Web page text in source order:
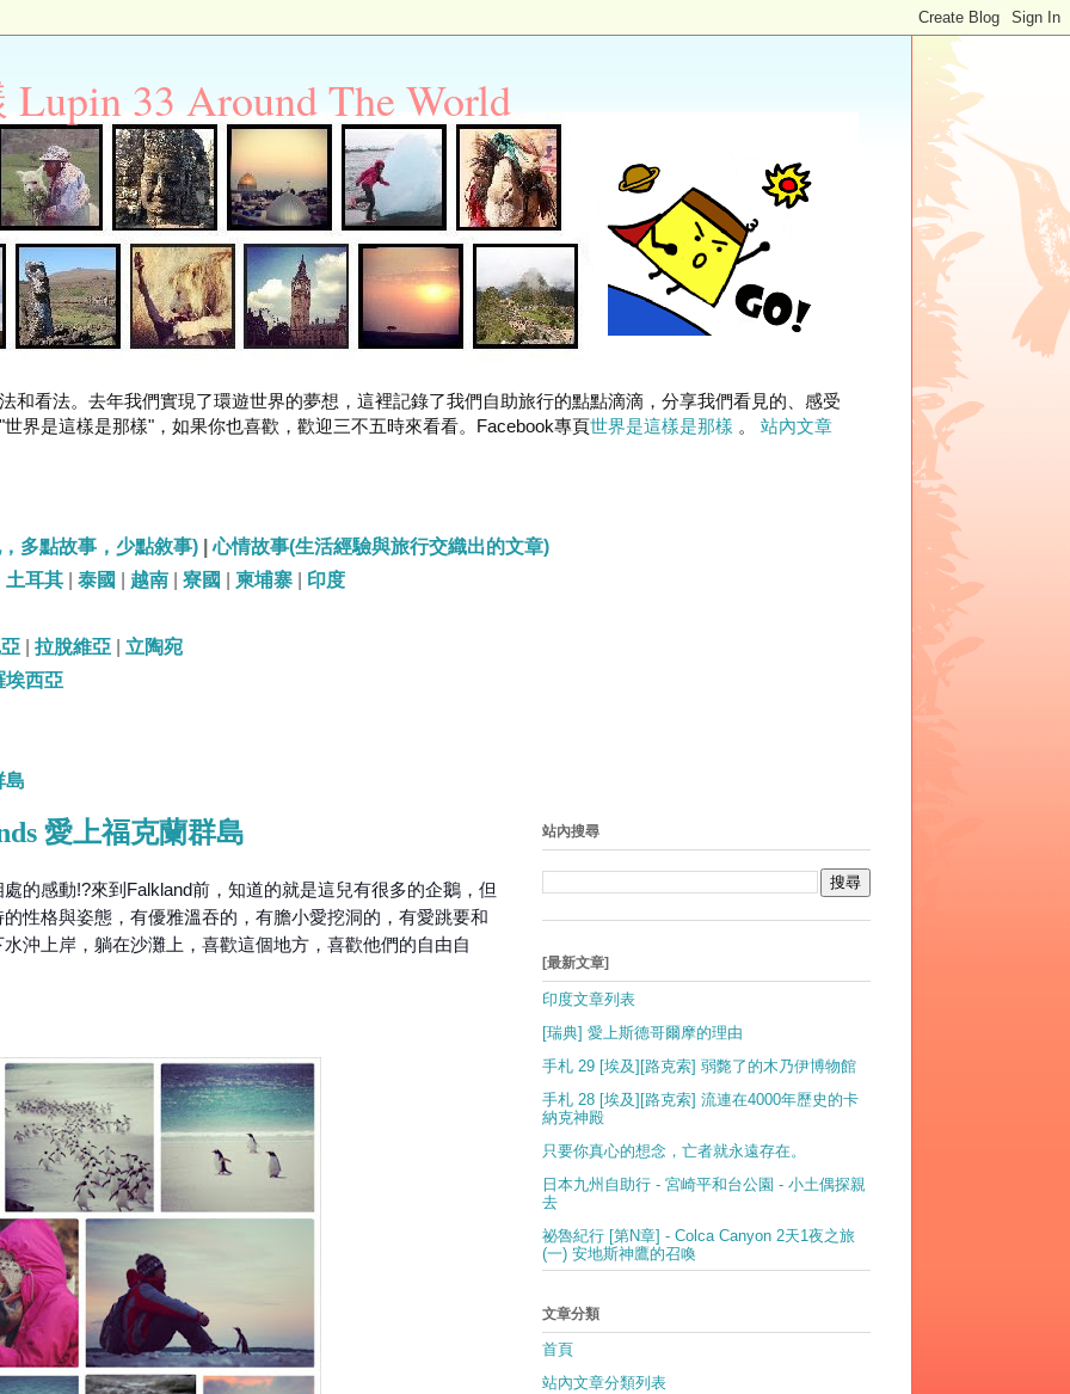
33 Around The World
和看法。去年我們實現了環遊世界的夢想，這裡記錄了我們自助旅行的點點滴滴，分享我們看見的、感受
界是這樣是那樣"，如果你也喜歡，歡迎三不五時來看看。Facebook專頁世界是這樣是那樣 。 站內文章
多點故事，少點敘事) |心情故事(生活經驗與旅行交織出的文章)
土耳其 泰國 越南 寮國 柬埔寨 印度
拉脫維亞
立陶宛
埃西亞
島
愛上福克蘭群島
的感動!?來到Falkland前，知道的就是這兒有很多的企鵝，但
性格與姿態，有優雅溫吞的，有膽小愛挖洞的，有愛跳要和
沖上岸，躺在沙灘上，喜歡這個地方，喜歡他們的自由自
站內搜尋
[最新文章]
印度文章列表
[瑞典] 愛上斯德哥爾摩的理由
手札 29 [埃及][路克索] 弱斃了的木乃伊博物館
手札 28 [埃及][路克索] 流連在4000年歷史的卡
納克神殿
只要你真心的想念，亡者就永遠存在。
日本九州自助行 - 宮崎平和台公園 - 小土偶探親
去
祕魯紀行 [第N章] - Colca Canyon 2天1夜之旅
(一) 安地斯神鷹的召喚
文章分類
首頁
站內文章分類列表